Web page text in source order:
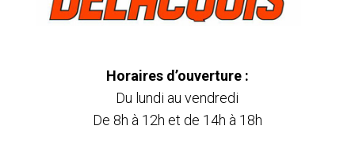
Horaires d’ouverture :
Du lundi au vendredi
De 8h à 12h et de 14h à 18h